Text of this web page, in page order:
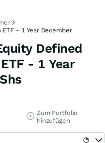
- 1 Year December
Defined
- 1 Year
Zum Portfolio
hinzufügen